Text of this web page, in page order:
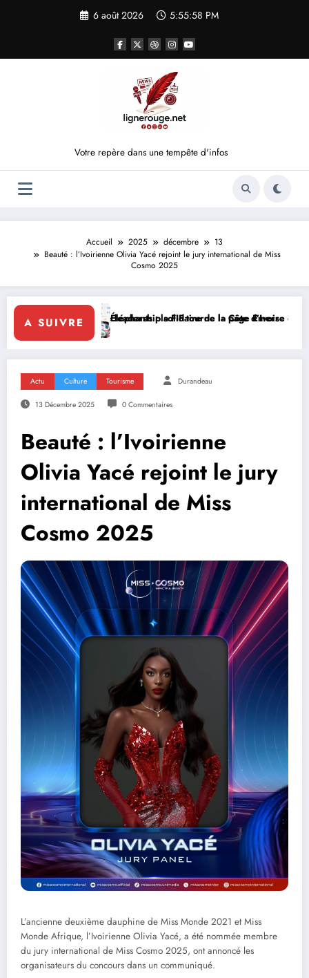
6 août 2026 5:55:58 PM
Votre repère dans une tempête d'infos
Accueil 2025 décembre
13
Beauté : l’Ivoirienne Olivia Yacé rejoint le jury international de Miss
Cosmo 2025
A SUIVRE
leadership solidaire de la Côte d’Ivoire en Afrique
Éléphants : la FIF tourne la page Emerse Faé Diplomatie
Actu Culture Tourisme Durandeau
13 Décembre 2025 0 Commentaires
Beauté : l’Ivoirienne
Olivia Yacé rejoint le jury
international de Miss
Cosmo 2025
L’ancienne deuxième dauphine de Miss Monde 2021 et Miss
Monde Afrique, l’Ivoirienne Olivia Yacé, a été nommée membre
du jury international de Miss Cosmo 2025, ont annoncé les
organisateurs du concours dans un communiqué.